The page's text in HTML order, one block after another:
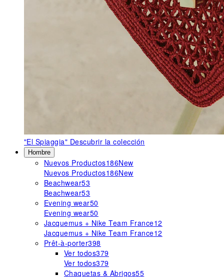
"El Spiaggia" Descubrir la colección
Hombre
Nuevos Productos186New
Nuevos Productos186New
Beachwear53
Beachwear53
Evening wear50
Evening wear50
Jacquemus + Nike Team France12
Jacquemus + Nike Team France12
Prêt-à-porter398
Ver todos379
Ver todos379
Chaquetas & Abrigos55